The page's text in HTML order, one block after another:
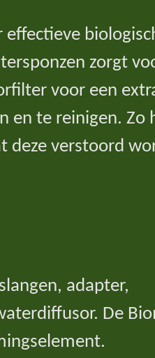
effectieve
zorgt
voor een
en te reinigen. Zo
deze verstoord
adapter,
De